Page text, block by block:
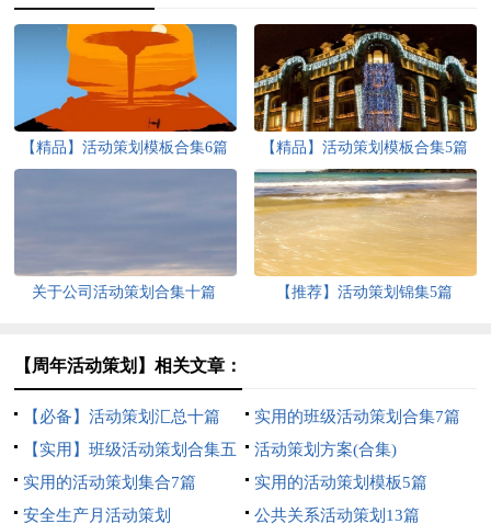
【精品】活动策划模板合集6篇 【精品】活动策划模板合集5篇
关于公司活动策划合集十篇 【推荐】活动策划锦集5篇
【周年活动策划】相关文章：
【必备】活动策划汇总十篇
实用的班级活动策划合集7篇
【实用】班级活动策划合集五
篇
活动策划方案(合集)
实用的活动策划集合7篇
实用的活动策划模板5篇
安全生产月活动策划
公共关系活动策划13篇